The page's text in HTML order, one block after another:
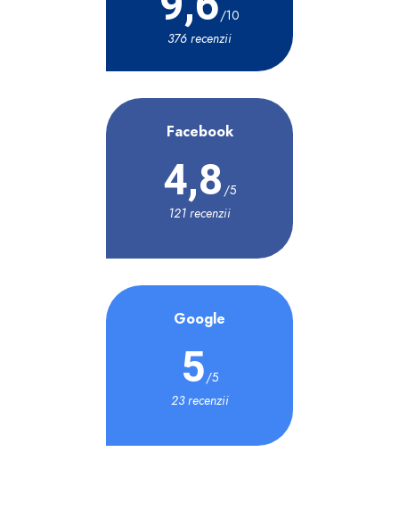
/10
376 recenzii
Facebook
4,8 /5
121 recenzii
Google
5/5
23 recenzii